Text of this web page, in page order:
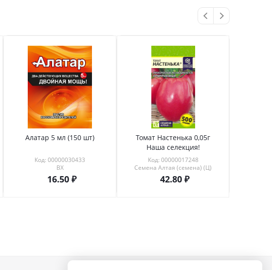
Алатар 5 мл (150 шт)
Код: 00000030433
ВХ
16.50
Томат Настенька 0,05г
Наша селекция!
Код: 00000017248
Семена Алтая (семена) (Ц)
42.80